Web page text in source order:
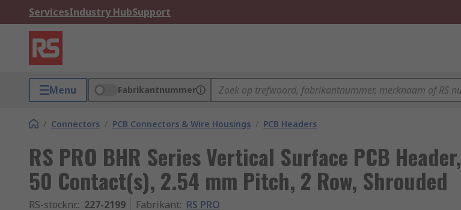
ServicesIndustry HubSupport
Menu Fabrikantnummer
/ Connectors / PCB Connectors & Wire Housings / PCB Headers
RS PRO BHR Series Vertical Surface PCB Header,
50 Contact(s), 2.54 mm Pitch, 2 Row, Shrouded
RS-stocknr.: 227-2199 Fabrikant: RS PRO